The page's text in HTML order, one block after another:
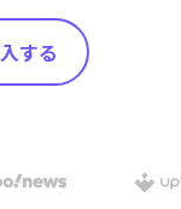
する